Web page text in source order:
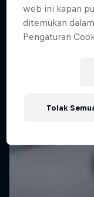
web ini kapan
ditemukan dalam
Pengaturan
Tolak